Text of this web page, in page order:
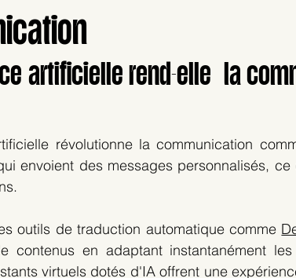
artificielle rend-elle  la
révolutionne la communication
envoient des messages personnalisés,
outils de traduction automatique comme
contenus en adaptant instantanément
virtuels dotés d'IA offrent une